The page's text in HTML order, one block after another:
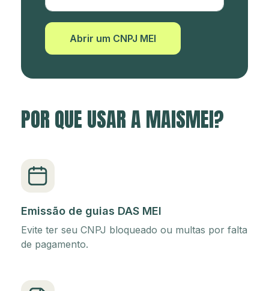
Abrir um CNPJ MEI
POR QUE USAR A MAISMEI?
Emissão de guias DAS MEI
Evite ter seu CNPJ bloqueado ou multas por falta
de pagamento.